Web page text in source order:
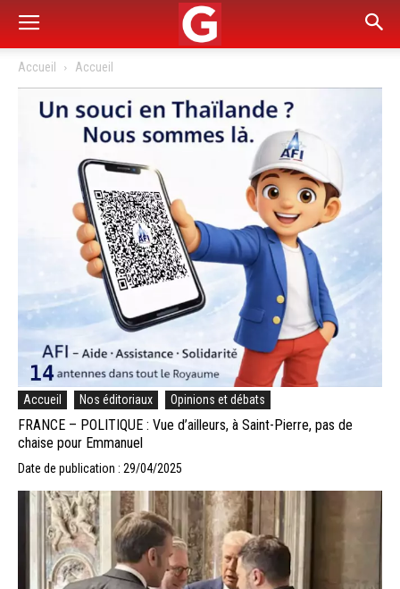
Accueil Accueil
Accueil Nos éditoriaux Opinions et débats
FRANCE – POLITIQUE : Vue d’ailleurs, à Saint-Pierre, pas de
chaise pour Emmanuel
Date de publication : 29/04/2025